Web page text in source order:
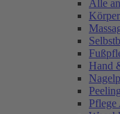
Alle
Hand
Pflege